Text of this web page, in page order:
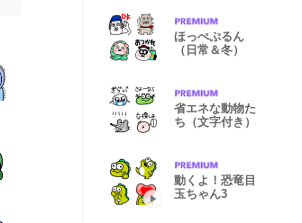
ほっぺぷるん
（日常＆冬）
省エネな動物た
ち（文字付き）
動くよ！恐竜目
玉ちゃん3